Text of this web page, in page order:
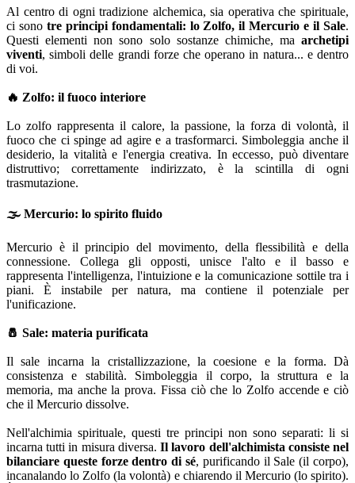
Al centro di ogni tradizione alchemica, sia operativa che spirituale,
ci sono tre principi fondamentali: lo Zolfo, il Mercurio e il Sale.
Questi elementi non sono solo sostanze chimiche, ma archetipi
viventi, simboli delle grandi forze che operano in natura... e dentro
di voi.
🔥 Zolfo: il fuoco interiore
Lo zolfo rappresenta il calore, la passione, la forza di volontà, il
fuoco che ci spinge ad agire e a trasformarci. Simboleggia anche il
desiderio, la vitalità e l'energia creativa. In eccesso, può diventare
distruttivo; correttamente indirizzato, è la scintilla di ogni
trasmutazione.
🌫️ Mercurio: lo spirito fluido
Mercurio è il principio del movimento, della flessibilità e della
connessione. Collega gli opposti, unisce l'alto e il basso e
rappresenta l'intelligenza, l'intuizione e la comunicazione sottile tra i
piani. È instabile per natura, ma contiene il potenziale per
l'unificazione.
🧂 Sale: materia purificata
Il sale incarna la cristallizzazione, la coesione e la forma. Dà
consistenza e stabilità. Simboleggia il corpo, la struttura e la
memoria, ma anche la prova. Fissa ciò che lo Zolfo accende e ciò
che il Mercurio dissolve.
Nell'alchimia spirituale, questi tre principi non sono separati: li si
incarna tutti in misura diversa.Il lavoro dell'alchimista consiste nel
bilanciare queste forze dentro di sé, purificando il Sale (il corpo),
incanalando lo Zolfo (la volontà) e chiarendo il Mercurio (lo spirito).